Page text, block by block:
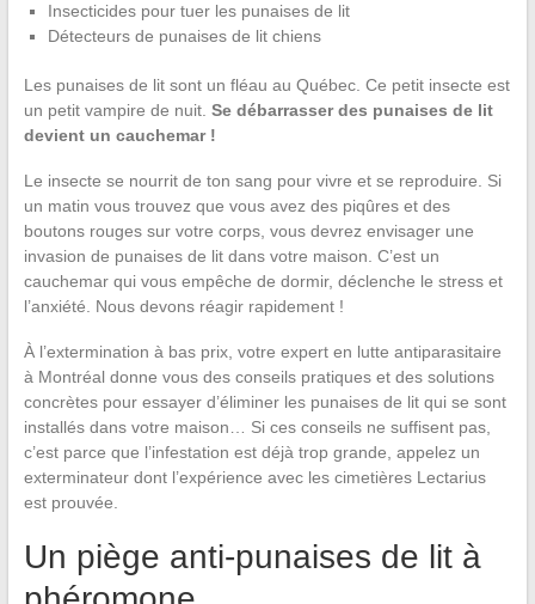
Insecticides pour tuer les punaises de lit
Détecteurs de punaises de lit chiens
Les punaises de lit sont un fléau au Québec. Ce petit insecte est
un petit vampire de nuit. Se débarrasser des punaises de lit
devient un cauchemar !
Le insecte se nourrit de ton sang pour vivre et se reproduire. Si
un matin vous trouvez que vous avez des piqûres et des
boutons rouges sur votre corps, vous devrez envisager une
invasion de punaises de lit dans votre maison. C’est un
cauchemar qui vous empêche de dormir, déclenche le stress et
l’anxiété. Nous devons réagir rapidement !
À l’extermination à bas prix, votre expert en lutte antiparasitaire
à Montréal donne vous des conseils pratiques et des solutions
concrètes pour essayer d’éliminer les punaises de lit qui se sont
installés dans votre maison… Si ces conseils ne suffisent pas,
c’est parce que l’infestation est déjà trop grande, appelez un
exterminateur dont l’expérience avec les cimetières Lectarius
est prouvée.
Un piège anti-punaises de lit à